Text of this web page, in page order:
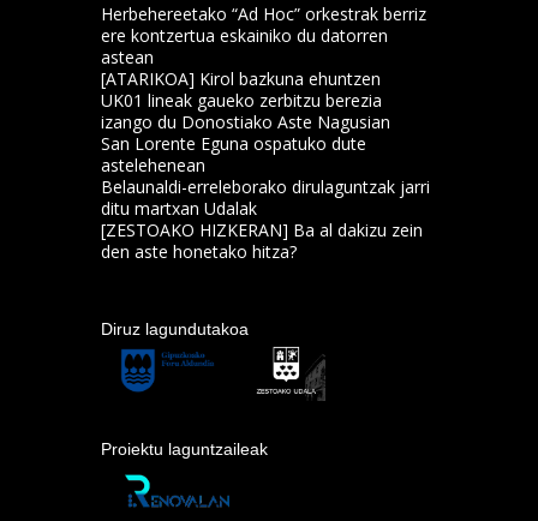
Herbehereetako “Ad Hoc” orkestrak berriz
ere kontzertua eskainiko du datorren
astean
[ATARIKOA] Kirol bazkuna ehuntzen
UK01 lineak gaueko zerbitzu berezia
izango du Donostiako Aste Nagusian
San Lorente Eguna ospatuko dute
astelehenean
Belaunaldi-erreleborako dirulaguntzak jarri
ditu martxan Udalak
[ZESTOAKO HIZKERAN] Ba al dakizu zein
den aste honetako hitza?
Diruz lagundutakoa
Proiektu laguntzaileak